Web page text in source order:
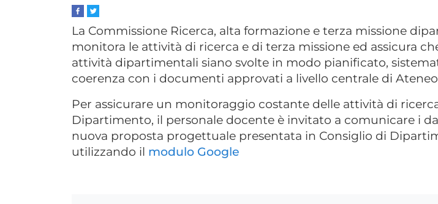
La Commissione Ricerca, alta formazione e terza missione
monitora le attività di ricerca e di terza missione ed assicura
attività dipartimentali siano svolte in modo pianificato,
coerenza con i documenti approvati a livello centrale di
Per assicurare un monitoraggio costante delle attività di
Dipartimento, il personale docente è invitato a comunicare i
nuova proposta progettuale presentata in Consiglio di
utilizzando il modulo Google